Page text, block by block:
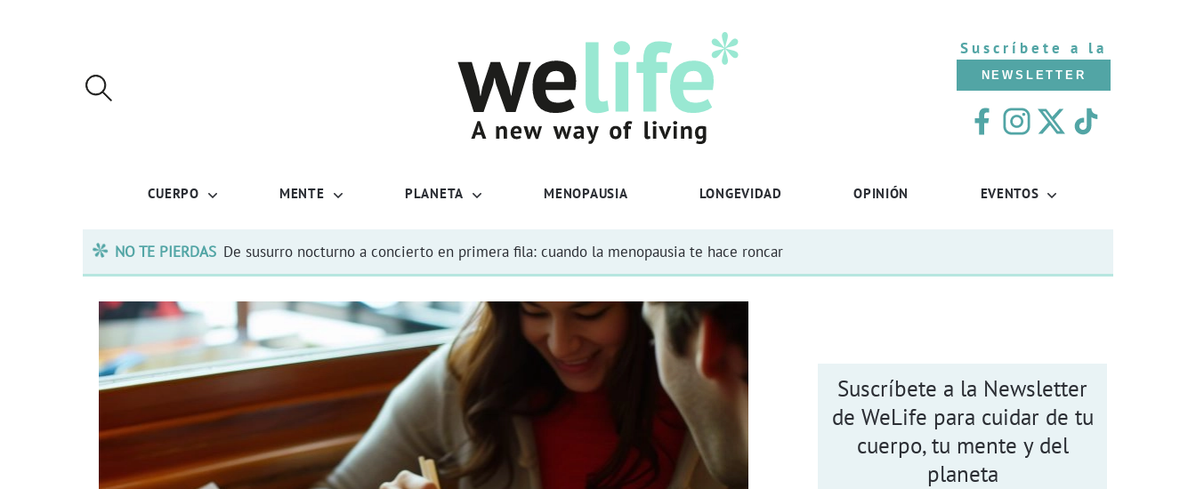
Suscríbete a la
NEWSLETTER
CUERPO MENTE PLANETA MENOPAUSIA LONGEVIDAD OPINIÓN EVENTOS
NO TE PIERDAS De susurro nocturno a concierto en primera fila: cuando la menopausia te hace roncar
Suscríbete a la Newsletter
de WeLife para cuidar de tu
cuerpo, tu mente y del
planeta